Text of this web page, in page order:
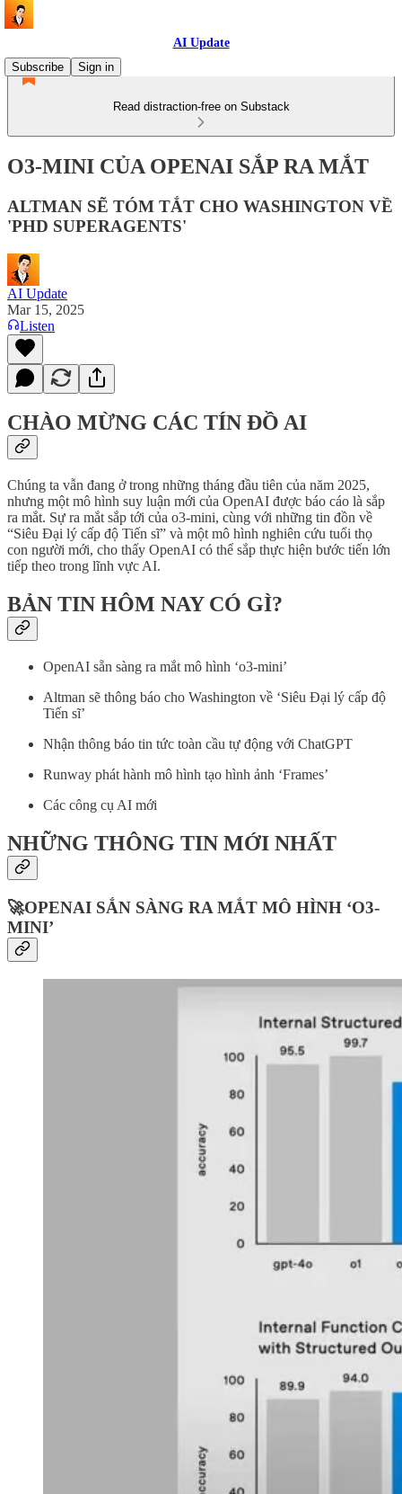
AI Update
Subscribe
Sign in
Read distraction-free on Substack
O3-MINI CỦA OPENAI SẮP RA MẮT
ALTMAN SẼ TÓM TẮT CHO WASHINGTON VỀ
'PHD SUPERAGENTS'
AI Update
Mar 15, 2025
Listen
CHÀO MỪNG CÁC TÍN ĐỒ AI
Chúng ta vẫn đang ở trong những tháng đầu tiên của năm 2025,
nhưng một mô hình suy luận mới của OpenAI được báo cáo là sắp
ra mắt. Sự ra mắt sắp tới của o3-mini, cùng với những tin đồn về
“Siêu Đại lý cấp độ Tiến sĩ” và một mô hình nghiên cứu tuổi thọ
con người mới, cho thấy OpenAI có thể sắp thực hiện bước tiến lớn
tiếp theo trong lĩnh vực AI.
BẢN TIN HÔM NAY CÓ GÌ?
OpenAI sẵn sàng ra mắt mô hình ‘o3-mini’
Altman sẽ thông báo cho Washington về ‘Siêu Đại lý cấp độ
Tiến sĩ’
Nhận thông báo tin tức toàn cầu tự động với ChatGPT
Runway phát hành mô hình tạo hình ảnh ‘Frames’
Các công cụ AI mới
NHỮNG THÔNG TIN MỚI NHẤT
🚀OPENAI SẮN SÀNG RA MẮT MÔ HÌNH ‘O3-
MINI’